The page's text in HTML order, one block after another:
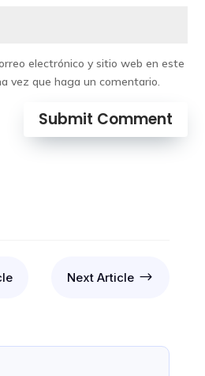
electrónico y sitio web en este
vez que haga un comentario.
Submit Comment
Next Article $